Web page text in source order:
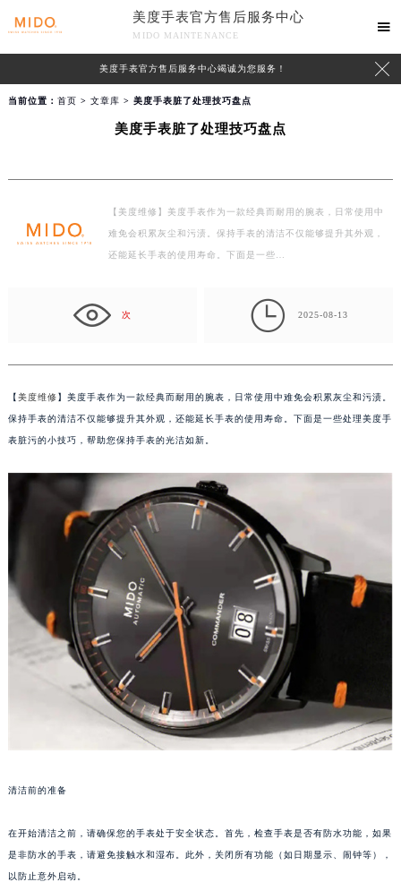
美度手表官方售后服务中心
MIDO MAINTENANCE

美度手表官方售后服务中心竭诚为您服务！ 
当前位置： 首页 > 文章库 > 美度手表脏了处理技巧盘点
美度手表脏了处理技巧盘点
【美度维修】美度手表作为一款经典而耐用的腕表，日常使用中
难免会积累灰尘和污渍。保持手表的清洁不仅能够提升其外观，
还能延长手表的使用寿命。下面是一些…
次  2025-08-13
【美度维修】美度手表作为一款经典而耐用的腕表，日常使用中难免会积累灰尘和污渍。
保持手表的清洁不仅能够提升其外观，还能延长手表的使用寿命。下面是一些处理美度手
表脏污的小技巧，帮助您保持手表的光洁如新。
清洁前的准备
在开始清洁之前，请确保您的手表处于安全状态。首先，检查手表是否有防水功能，如果
是非防水的手表，请避免接触水和湿布。此外，关闭所有功能（如日期显示、闹钟等），
以防止意外启动。